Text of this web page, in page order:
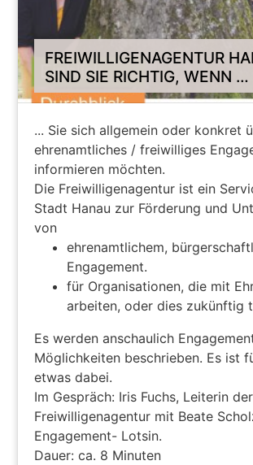
FREIWILLIGENAGENTUR
SIND SIE RICHTIG, WENN …
... Sie sich allgemein oder konkret
ehrenamtliches / freiwilliges
informieren möchten.
Die Freiwilligenagentur ist ein
Stadt Hanau zur Förderung und
von
ehrenamtlichem,
Engagement.
für Organisationen, die mit
arbeiten, oder dies zukünftig
Es werden anschaulich
Möglichkeiten beschrieben. Es ist
etwas dabei.
Im Gespräch: Iris Fuchs, Leiterin der
Freiwilligenagentur mit Beate
Engagement- Lotsin.
Dauer: ca. 8 Minuten